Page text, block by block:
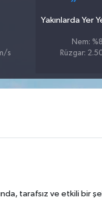
s
Yakınlarda Yer
Nem:
Rüzgar:
tarafsız ve etkili bir